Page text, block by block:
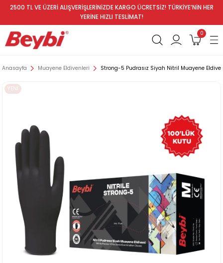
2500 TL VE ÜZERİ ALIŞVERİŞLERİNİZDE KARGO ÜCRETSİZ! TÜRKİYE’NİN HER
YERİNE HIZLI TESLİMAT!
0
Anasayfa Muayene Eldivenleri Strong-5 Pudrasız Siyah Nitril Muayene
YENİ